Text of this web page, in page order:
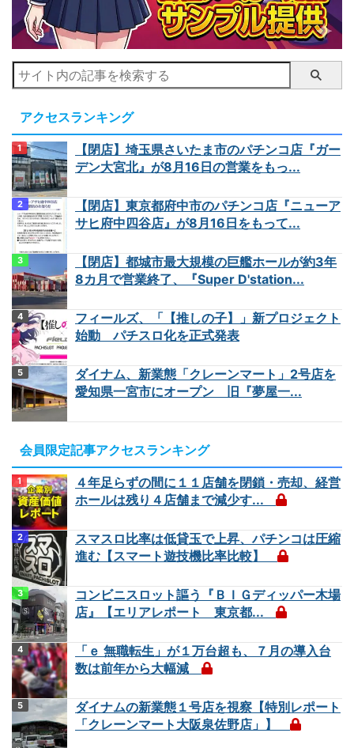
アクセスランキング
【閉店】埼玉県さいたま市のパチンコ店『ガー
デン大宮北』が8月16日の営業をもっ...
【閉店】東京都府中市のパチンコ店『ニューア
サヒ府中四谷店』が8月16日をもって...
【閉店】都城市最大規模の巨艦ホールが約3年
8カ月で営業終了、『Super D'station...
フィールズ、「【推しの子】」新プロジェクト
始動 パチスロ化を正式発表
ダイナム、新業態「クレーンマート」2号店を
愛知県一宮市にオープン 旧『夢屋一...
会員限定記事アクセスランキング
４年足らずの間に１１店舗を閉鎖・売却、経営
ホールは残り４店舗まで減少す...
スマスロ比率は低貸玉で上昇、パチンコは圧縮
進む【スマート遊技機比率比較】
コンビニスロット謳う『ＢＩＧディッパー木場
店』【エリアレポート 東京都...
「ｅ 無職転生」が１万台超も、７月の導入台
数は前年から大幅減
ダイナムの新業態１号店を視察【特別レポート
「クレーンマート大阪泉佐野店」】